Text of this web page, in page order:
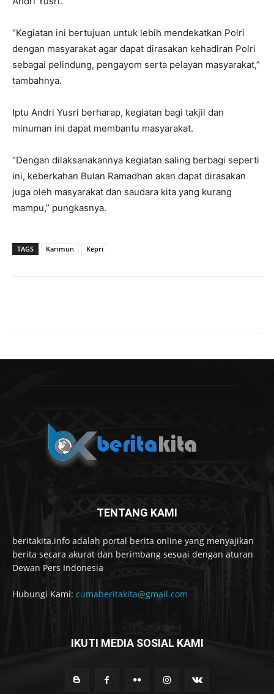
“Kegiatan ini bertujuan untuk lebih mendekatkan Polri
dengan masyarakat agar dapat dirasakan kehadiran Polri
sebagai pelindung, pengayom serta pelayan masyarakat,”
tambahnya.
Iptu Andri Yusri berharap, kegiatan bagi takjil dan
minuman ini dapat membantu masyarakat.
“Dengan dilaksanakannya kegiatan saling berbagi seperti
ini, keberkahan Bulan Ramadhan akan dapat dirasakan
juga oleh masyarakat dan saudara kita yang kurang
mampu,” pungkasnya.
TAGS Karimun Kepri
TENTANG KAMI
beritakita.info adalah portal berita online yang menyajikan
berita secara akurat dan berimbang sesuai dengan aturan
Dewan Pers Indonesia
Hubungi Kami: cumaberitakita@gmail.com
IKUTI MEDIA SOSIAL KAMI